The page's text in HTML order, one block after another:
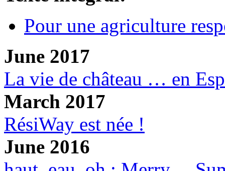
Pour une agriculture
June 2017
La vie de château … en
March 2017
RésiWay est née !
June 2016